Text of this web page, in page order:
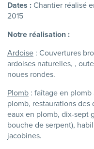
Dates : Chantier réalisé
2015
Notre réalisation :
Ardoise : Couvertures
ardoises naturelles, ,
noues rondes.
Plomb : faîtage en plomb
plomb, restaurations
eaux en plomb, dix-sept
bouche de serpent),
jacobines.